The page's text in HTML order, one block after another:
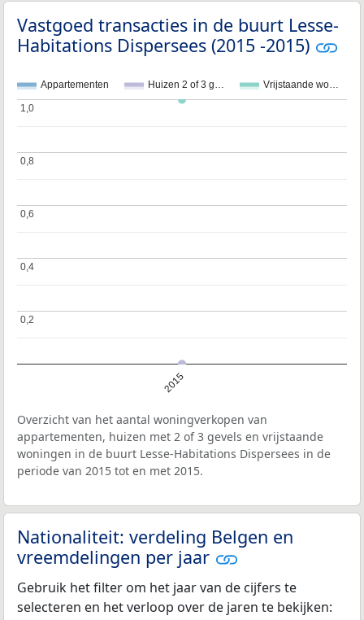
Vastgoed transacties in de buurt Lesse-
Habitations Dispersees (2015 -2015)
Appartementen Huizen 2 of 3 g… Vrijstaande wo…
2015
0,2
0,2
0,4
0,4
0,6
0,6
0,8
0,8
1,0
1,0
Overzicht van het aantal woningverkopen van
appartementen, huizen met 2 of 3 gevels en vrijstaande
woningen in de buurt Lesse-Habitations Dispersees in de
periode van 2015 tot en met 2015.
Nationaliteit: verdeling Belgen en
vreemdelingen per jaar
Gebruik het filter om het jaar van de cijfers te
selecteren en het verloop over de jaren te bekijken: